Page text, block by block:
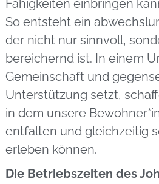
Fähigkeiten einbringen
So entsteht ein
der nicht nur sinnvoll,
bereichernd ist. In einem
Gemeinschaft und
Unterstützung setzt,
in dem unsere
entfalten und gleichzeitig
erleben können.
Die Betriebszeiten des